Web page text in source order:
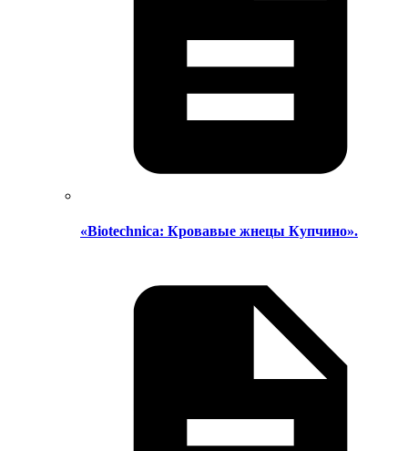
«Biotechnica: Кровавые жнецы Купчино».